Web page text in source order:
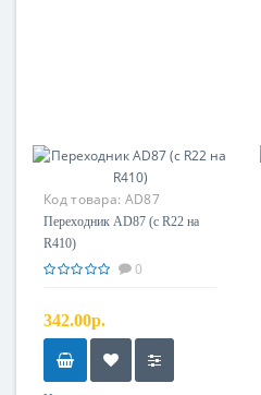
Код товара: AD87
Переходник AD87 (с R22 на
R410)
0
342.00р.